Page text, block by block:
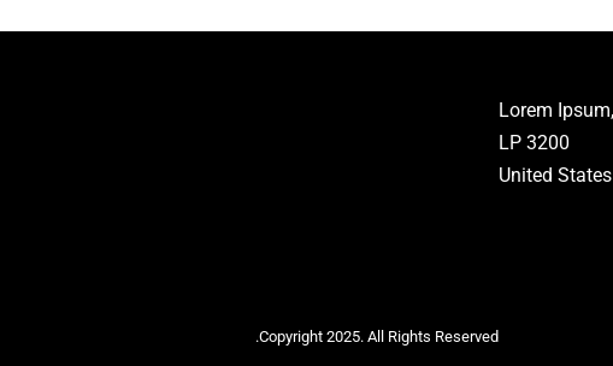
LP 3200
United States
Copyright 2025. All Rights Reserved.